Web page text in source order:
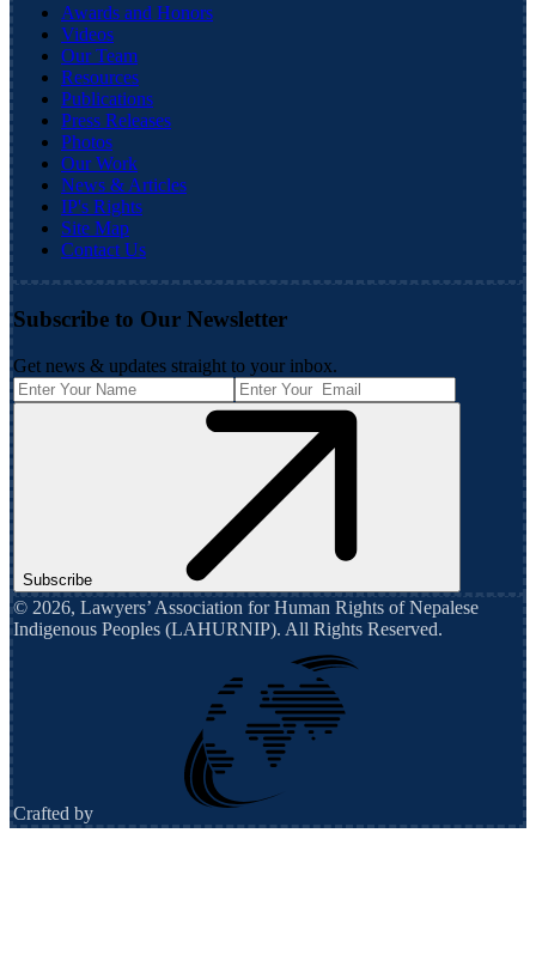
Awards and Honors
Videos
Our Team
Resources
Publications
Press Releases
Photos
Our Work
News & Articles
IP's Rights
Site Map
Contact Us
Subscribe to Our Newsletter
Get news & updates straight to your inbox.
Subscribe
© 2026, Lawyers’ Association for Human Rights of Nepalese
Indigenous Peoples (LAHURNIP). All Rights Reserved.
Crafted by